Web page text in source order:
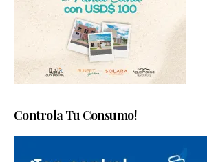
Controla Tu Consumo!